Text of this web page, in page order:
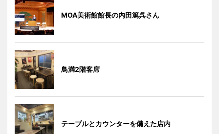
MOA美術館館長の内田篤呉さん
鳥満2階客席
テーブルとカウンターを備えた店内